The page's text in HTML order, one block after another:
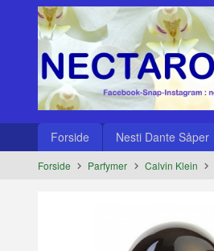
innholdet
Produkter
Forside Nesti Dante Såper
Forside Parfymer Calvin Klein